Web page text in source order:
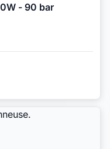
- 90 bar